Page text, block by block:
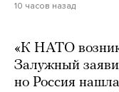
10 часов назад
«К НАТО
Залужный
но Россия